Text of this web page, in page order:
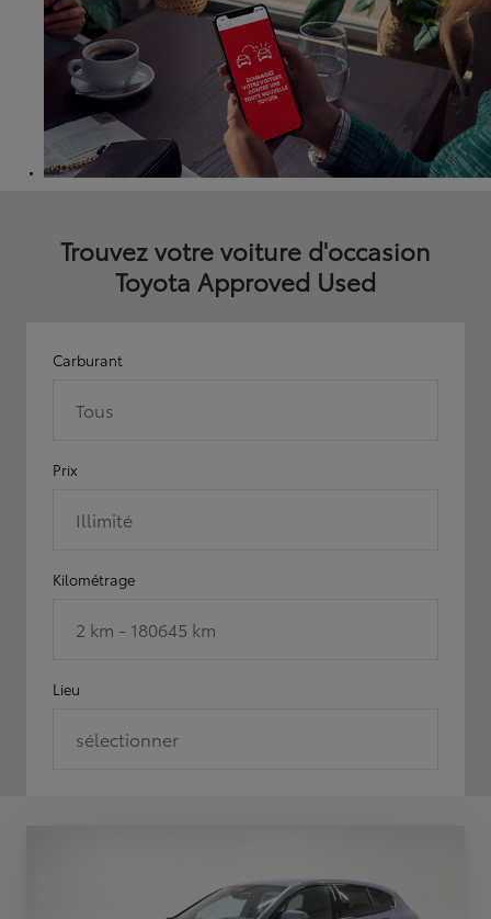
Trouvez votre voiture d'occasion
Toyota Approved Used
Carburant
Tous
Prix
Illimité
Kilométrage
2 km - 180645 km
Lieu
sélectionner